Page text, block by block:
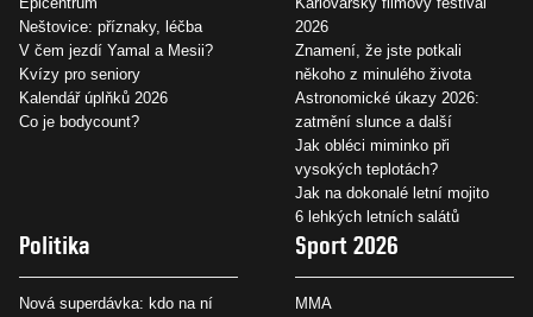
Neštovice: příznaky, léčba
V čem jezdí Yamal a Mesii?
Kvízy pro seniory
Kalendář úplňků 2026
Co je bodycount?
2026
Znamení, že jste potkali
někoho z minulého života
Astronomické úkazy 2026:
zatmění slunce a další
Jak obléci miminko při
vysokých teplotách?
Jak na dokonalé letní mojito
6 lehkých letních salátů
Politika
Nová superdávka: kdo na ní
Sport 2026
MMA